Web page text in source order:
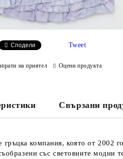
Сподели Tweet
на приятел Оцени продукта
Свързани
гръцка компания, която от 2002
със световните модни